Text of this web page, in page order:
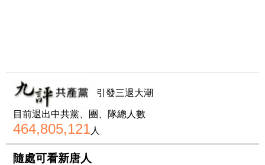
引發三退大潮
目前退出中共黨、團、隊總人數
464,805,121人
隨處可看新唐人